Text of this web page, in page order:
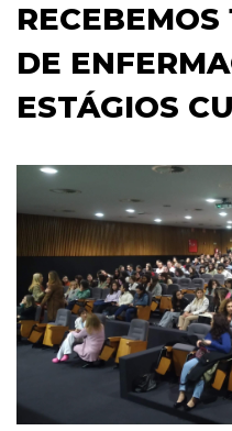
DE
ESTÁGIOS